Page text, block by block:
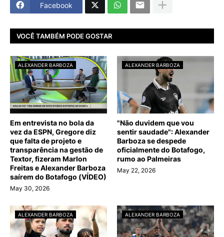
Facebook
VOCÊ TAMBÉM PODE GOSTAR
ALEXANDER BARBOZA
Em entrevista no bola da
vez da ESPN, Gregore diz
que falta de projeto e
transparência na gestão de
Textor, fizeram Marlon
Freitas e Alexander Barboza
saírem do Botafogo (VÍDEO)
May 30, 2026
ALEXANDER BARBOZA
"Não duvidem que vou
sentir saudade": Alexander
Barboza se despede
oficialmente do Botafogo,
rumo ao Palmeiras
May 22, 2026
ALEXANDER BARBOZA ALEXANDER BARBOZA